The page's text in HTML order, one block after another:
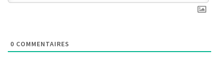
0 COMMENTAIRES